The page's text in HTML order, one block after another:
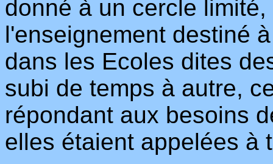
donné à un cercle
l'enseignement destiné
dans les Ecoles dites
subi de temps à autre,
répondant aux besoins
elles étaient appelées à